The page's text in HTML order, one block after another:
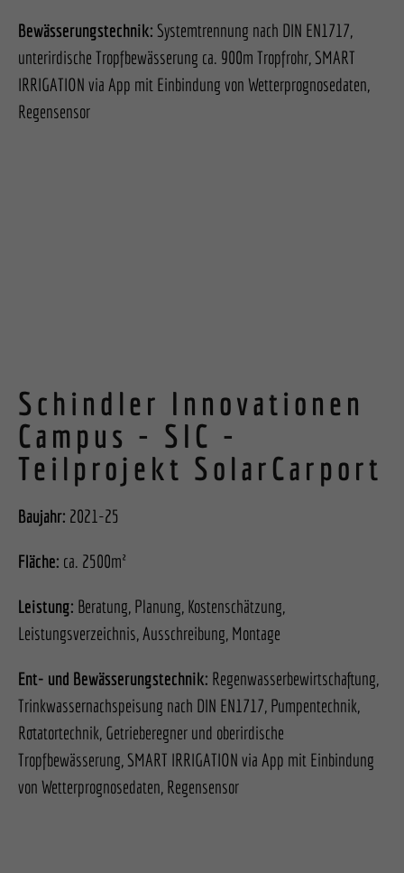
Bewässerungstechnik: Systemtrennung nach DIN EN1717,
unterirdische Tropfbewässerung ca. 900m Tropfrohr, SMART
IRRIGATION via App mit Einbindung von Wetterprognosedaten,
Regensensor
Schindler Innovationen
Campus - SIC -
Teilprojekt SolarCarport
Baujahr: 2021-25
Fläche: ca. 2500m²
Leistung: Beratung, Planung, Kostenschätzung,
Leistungsverzeichnis, Ausschreibung, Montage
Ent- und Bewässerungstechnik: Regenwasserbewirtschaftung,
Trinkwassernachspeisung nach DIN EN1717, Pumpentechnik,
Rotatortechnik, Getrieberegner und oberirdische
Tropfbewässerung, SMART IRRIGATION via App mit Einbindung
von Wetterprognosedaten, Regensensor